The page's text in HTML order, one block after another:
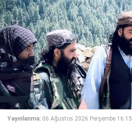
Yayınlanma: 06 Ağustos 2026 Perşembe 16:15